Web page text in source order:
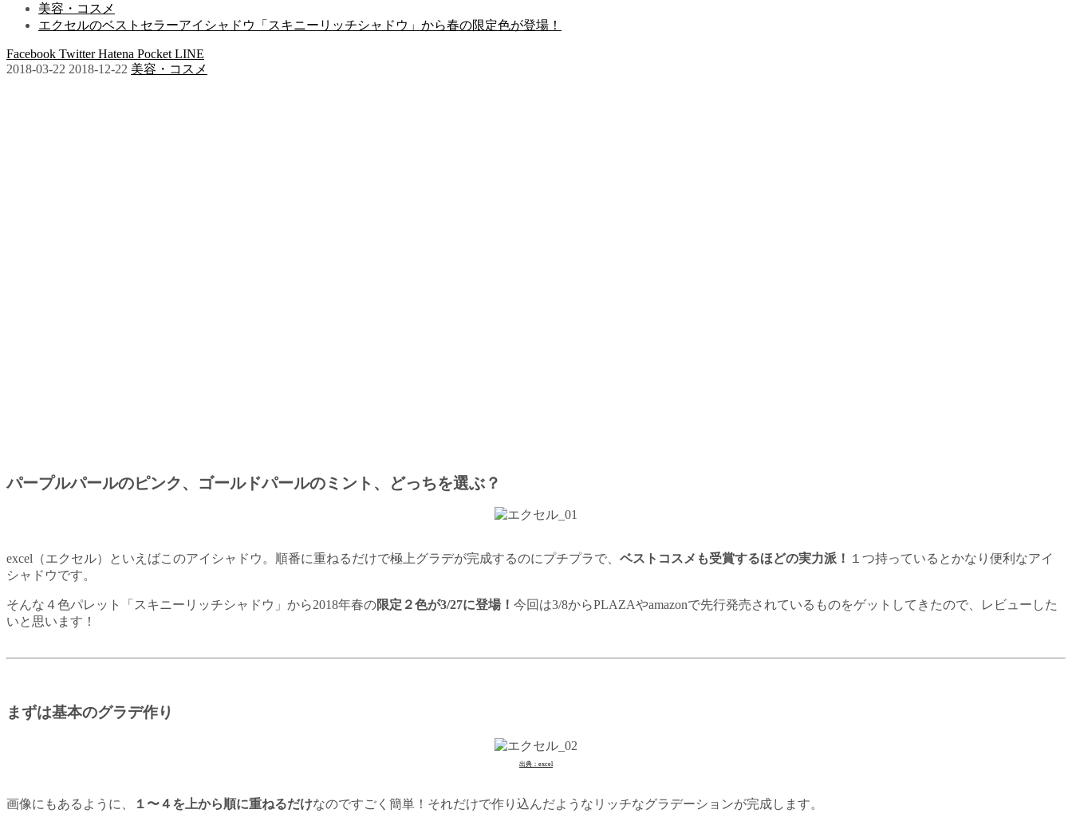
美容・コスメ
エクセルのベストセラーアイシャドウ「スキニーリッチシャドウ」から春の限定色が登場！
Facebook TwitterHatena Pocket LINE
2018-03-22 2018-12-22 美容・コスメ
パープルパールのピンク、ゴールドパールのミント、どっちを選ぶ？
excel（エクセル）といえばこのアイシャドウ。順番に重ねるだけで極上グラデが完成するのにプチプラで、 ベストコスメも受賞するほどの実力派！ １つ持っているとかなり便利なアイ
シャドウです。
そんな４色パレット「スキニーリッチシャドウ」から2018年春の限定２色が3/27に登場！ 今回は3/8からPLAZAやamazonで先行発売されているものをゲットしてきたので、レビューした
いと思います！
まずは基本のグラデ作り
出典：excel
画像にもあるように、 １〜４を上から順に重ねるだけなのですごく簡単！それだけで作り込んだようなリッチなグラデーションが完成します。